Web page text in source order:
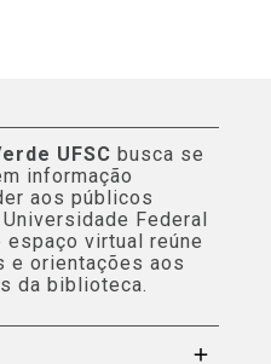
UFSC busca se
informação
aos públicos
Federal
espaço virtual reúne
e orientações aos
da biblioteca.